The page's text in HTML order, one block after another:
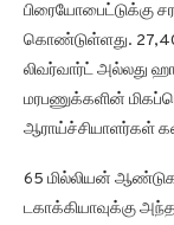
பிரையோபைட்டுக்கு
கொண்டுள்ளது.
லிவர்வார்ட் அல்லது
மரபணுக்களின்
ஆராய்ச்சியாளர்கள்
65 மில்லியன்
டகாக்கியாவுக்கு